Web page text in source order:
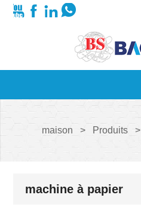
   
maison > Produits >
machine à papier